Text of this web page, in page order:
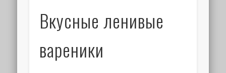
Вкусные ленивые
вареники